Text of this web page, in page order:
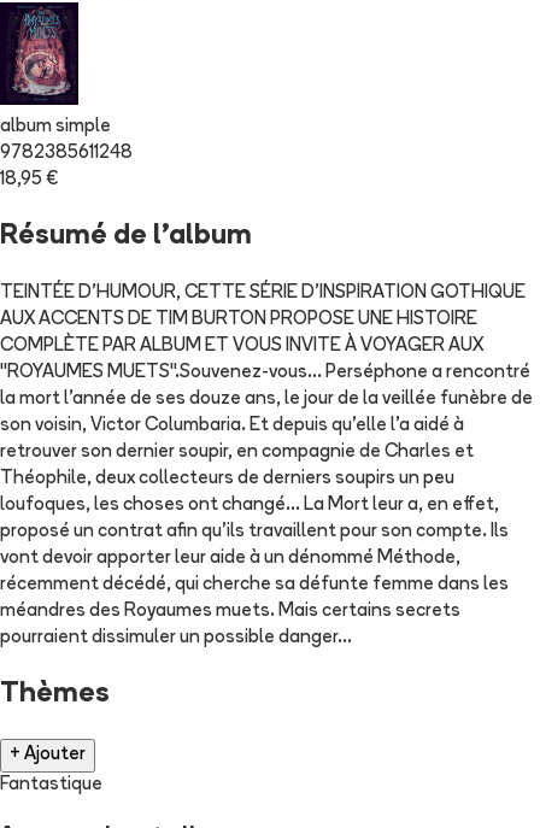
album simple
9782385611248
18,95 €
Résumé de l'album
TEINTÉE D’HUMOUR, CETTE SÉRIE D’INSPIRATION GOTHIQUE
AUX ACCENTS DE TIM BURTON PROPOSE UNE HISTOIRE
COMPLÈTE PAR ALBUM ET VOUS INVITE À VOYAGER AUX
"ROYAUMES MUETS".Souvenez-vous… Perséphone a rencontré
la mort l’année de ses douze ans, le jour de la veillée funèbre de
son voisin, Victor Columbaria. Et depuis qu’elle l’a aidé à
retrouver son dernier soupir, en compagnie de Charles et
Théophile, deux collecteurs de derniers soupirs un peu
loufoques, les choses ont changé… La Mort leur a, en effet,
proposé un contrat afin qu’ils travaillent pour son compte. Ils
vont devoir apporter leur aide à un dénommé Méthode,
récemment décédé, qui cherche sa défunte femme dans les
méandres des Royaumes muets. Mais certains secrets
pourraient dissimuler un possible danger…
Thèmes
+ Ajouter
Fantastique